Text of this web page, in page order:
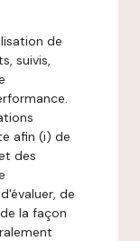
de
suivis,
afin (i) de
des
de
la façon